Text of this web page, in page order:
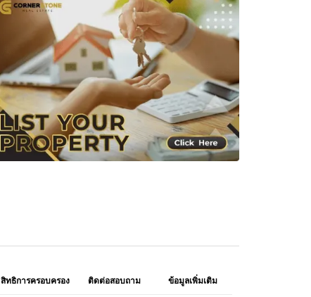
สิทธิการครอบครอง ติดต่อสอบถาม ข้อมูลเพิ่มเติม